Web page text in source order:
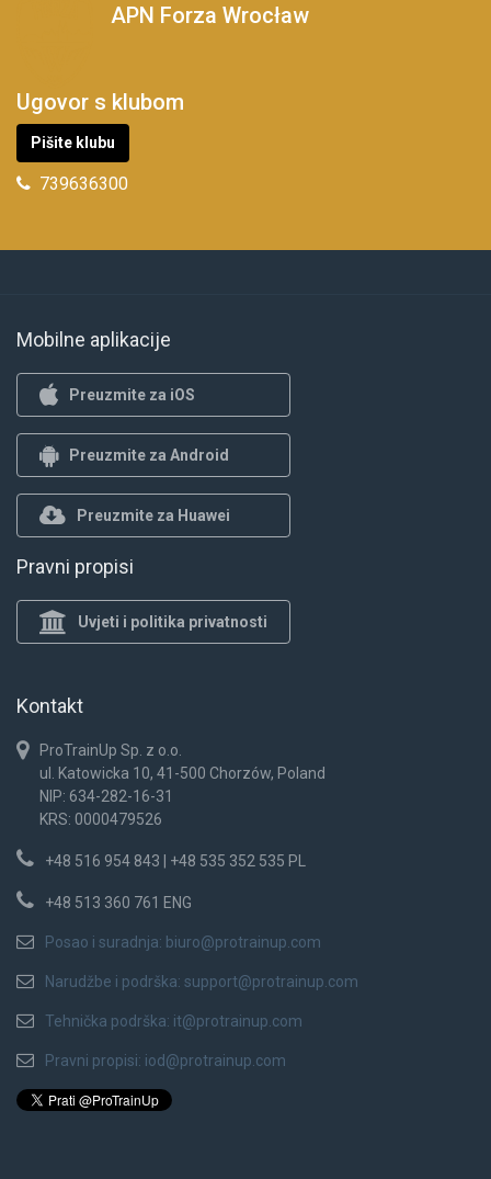
APN Forza Wrocław
Ugovor s klubom
Pišite klubu
739636300
Mobilne aplikacije
Preuzmite za iOS
Preuzmite za Android
Preuzmite za Huawei
Pravni propisi
Uvjeti i politika privatnosti
Kontakt
ProTrainUp Sp. z o.o.
ul. Katowicka 10, 41-500 Chorzów, Poland
NIP: 634-282-16-31
KRS: 0000479526
+48 516 954 843 | +48 535 352 535 PL
+48 513 360 761 ENG
Posao i suradnja: biuro@protrainup.com
Narudžbe i podrška: support@protrainup.com
Tehnička podrška: it@protrainup.com
Pravni propisi: iod@protrainup.com